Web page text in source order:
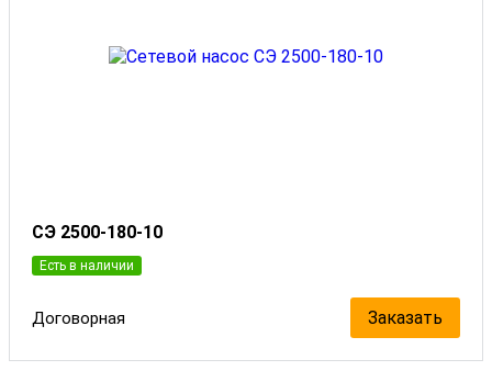
СЭ 2500-180-10
Есть в наличии
Договорная Заказать